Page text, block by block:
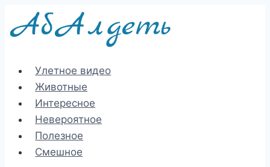
Перейти
Улетное видео
Животные
Интересное
Невероятное
Полезное
Смешное